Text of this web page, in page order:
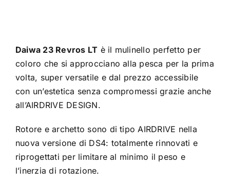
Daiwa 23 Revros LT è il mulinello perfetto per
coloro che si approcciano alla pesca per la prima
volta, super versatile e dal prezzo accessibile
con un’estetica senza compromessi grazie anche
all’AIRDRIVE DESIGN.
Rotore e archetto sono di tipo AIRDRIVE nella
nuova versione di DS4: totalmente rinnovati e
riprogettati per limitare al minimo il peso e
l’inerzia di rotazione.